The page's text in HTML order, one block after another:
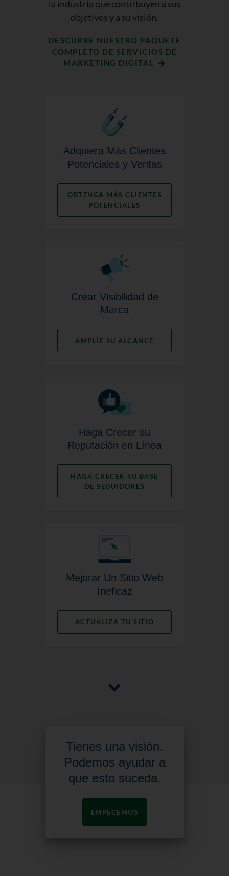
la industria que contribuyen a sus
objetivos y a su visión.
DESCUBRE NUESTRO PAQUETE
COMPLETO DE SERVICIOS DE
MARKETING DIGITAL
Adquiera Más Clientes
Potenciales y Ventas
OBTENGA MÁS CLIENTES
POTENCIALES
Crear Visibilidad de
Marca
AMPLÍE SU ALCANCE
Haga Crecer su
Reputación en Línea
HAGA CRECER SU BASE
DE SEGUIDORES
Mejorar Un Sitio Web
Ineficaz
ACTUALIZA TU SITIO
Tienes una visión.
Podemos ayudar a
que esto suceda.
EMPECEMOS